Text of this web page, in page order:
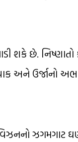
શકે છે.
અને ઉર્જાનો
ઝગમગાટ